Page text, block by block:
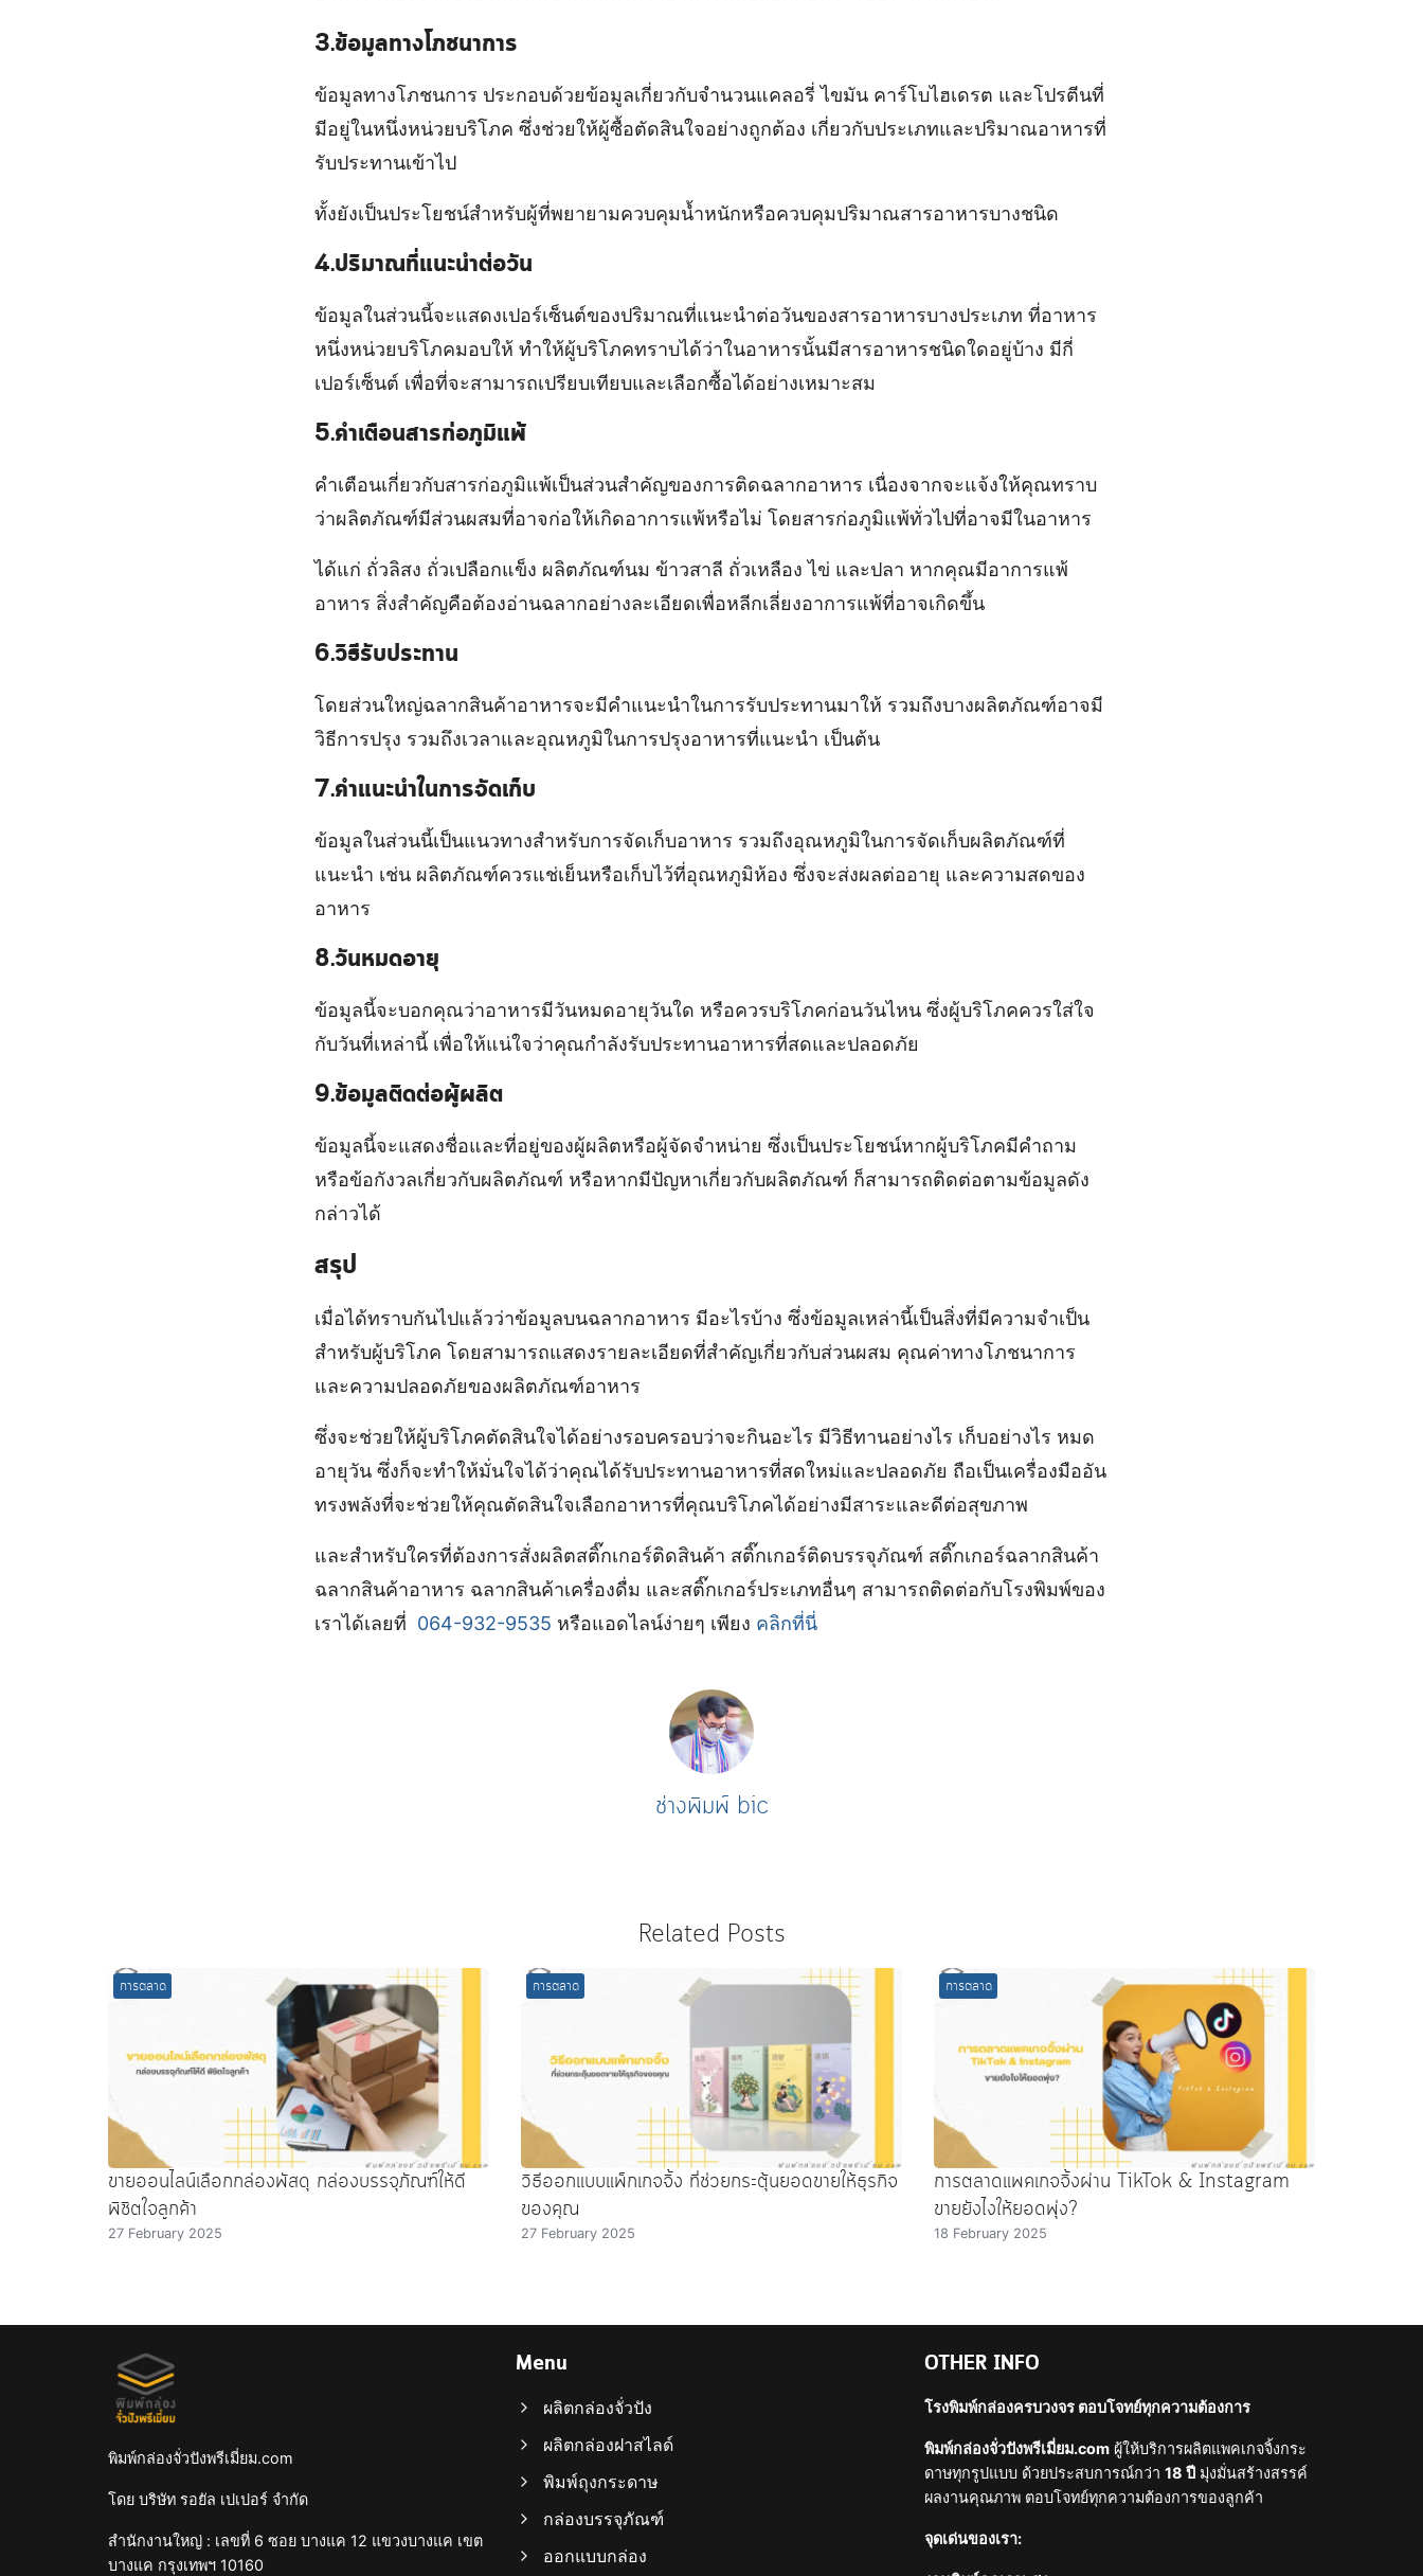
3.ข้อมูลทางโภชนาการ
ข้อมูลทางโภชนการ ประกอบด้วยข้อมูลเกี่ยวกับจำนวนแคลอรี่ ไขมัน คาร์โบไฮเดรต และโปรตีนที่
มีอยู่ในหนึ่งหน่วยบริโภค ซึ่งช่วยให้ผู้ซื้อตัดสินใจอย่างถูกต้อง เกี่ยวกับประเภทและปริมาณอาหารที่
รับประทานเข้าไป
ทั้งยังเป็นประโยชน์สำหรับผู้ที่พยายามควบคุมน้ำหนักหรือควบคุมปริมาณสารอาหารบางชนิด
4.ปริมาณที่แนะนำต่อวัน
ข้อมูลในส่วนนี้จะแสดงเปอร์เซ็นต์ของปริมาณที่แนะนำต่อวันของสารอาหารบางประเภท ที่อาหาร
หนึ่งหน่วยบริโภคมอบให้ ทำให้ผู้บริโภคทราบได้ว่าในอาหารนั้นมีสารอาหารชนิดใดอยู่บ้าง มีกี่
เปอร์เซ็นต์ เพื่อที่จะสามารถเปรียบเทียบและเลือกซื้อได้อย่างเหมาะสม
5.คำเตือนสารก่อภูมิแพ้
คำเตือนเกี่ยวกับสารก่อภูมิแพ้เป็นส่วนสำคัญของการติดฉลากอาหาร เนื่องจากจะแจ้งให้คุณทราบ
ว่าผลิตภัณฑ์มีส่วนผสมที่อาจก่อให้เกิดอาการแพ้หรือไม่ โดยสารก่อภูมิแพ้ทั่วไปที่อาจมีในอาหาร
ได้แก่ ถั่วลิสง ถั่วเปลือกแข็ง ผลิตภัณฑ์นม ข้าวสาลี ถั่วเหลือง ไข่ และปลา หากคุณมีอาการแพ้
อาหาร สิ่งสำคัญคือต้องอ่านฉลากอย่างละเอียดเพื่อหลีกเลี่ยงอาการแพ้ที่อาจเกิดขึ้น
6.วิธีรับประทาน
โดยส่วนใหญ่ฉลากสินค้าอาหารจะมีคำแนะนำในการรับประทานมาให้ รวมถึงบางผลิตภัณฑ์อาจมี
วิธีการปรุง รวมถึงเวลาและอุณหภูมิในการปรุงอาหารที่แนะนำ เป็นต้น
7.คำแนะนำในการจัดเก็บ
ข้อมูลในส่วนนี้เป็นแนวทางสำหรับการจัดเก็บอาหาร รวมถึงอุณหภูมิในการจัดเก็บผลิตภัณฑ์ที่
แนะนำ เช่น ผลิตภัณฑ์ควรแช่เย็นหรือเก็บไว้ที่อุณหภูมิห้อง ซึ่งจะส่งผลต่ออายุ และความสดของ
อาหาร
8.วันหมดอายุ
ข้อมูลนี้จะบอกคุณว่าอาหารมีวันหมดอายุวันใด หรือควรบริโภคก่อนวันไหน ซึ่งผู้บริโภคควรใส่ใจ
กับวันที่เหล่านี้ เพื่อให้แน่ใจว่าคุณกำลังรับประทานอาหารที่สดและปลอดภัย
9.ข้อมูลติดต่อผู้ผลิต
ข้อมูลนี้จะแสดงชื่อและที่อยู่ของผู้ผลิตหรือผู้จัดจำหน่าย ซึ่งเป็นประโยชน์หากผู้บริโภคมีคำถาม
หรือข้อกังวลเกี่ยวกับผลิตภัณฑ์ หรือหากมีปัญหาเกี่ยวกับผลิตภัณฑ์ ก็สามารถติดต่อตามข้อมูลดัง
กล่าวได้
สรุป
เมื่อได้ทราบกันไปแล้วว่าข้อมูลบนฉลากอาหาร มีอะไรบ้าง ซึ่งข้อมูลเหล่านี้เป็นสิ่งที่มีความจำเป็น
สำหรับผู้บริโภค โดยสามารถแสดงรายละเอียดที่สำคัญเกี่ยวกับส่วนผสม คุณค่าทางโภชนาการ
และความปลอดภัยของผลิตภัณฑ์อาหาร
ซึ่งจะช่วยให้ผู้บริโภคตัดสินใจได้อย่างรอบครอบว่าจะกินอะไร มีวิธีทานอย่างไร เก็บอย่างไร หมด
อายุวัน ซึ่งก็จะทำให้มั่นใจได้ว่าคุณได้รับประทานอาหารที่สดใหม่และปลอดภัย ถือเป็นเครื่องมืออัน
ทรงพลังที่จะช่วยให้คุณตัดสินใจเลือกอาหารที่คุณบริโภคได้อย่างมีสาระและดีต่อสุขภาพ
และสำหรับใครที่ต้องการสั่งผลิตสติ๊กเกอร์ติดสินค้า สติ๊กเกอร์ติดบรรจุภัณฑ์ สติ๊กเกอร์ฉลากสินค้า
ฉลากสินค้าอาหาร ฉลากสินค้าเครื่องดื่ม และสติ๊กเกอร์ประเภทอื่นๆ สามารถติดต่อกับโรงพิมพ์ของ
เราได้เลยที่ 064-932-9535 หรือแอดไลน์ง่ายๆ เพียง คลิกที่นี่
ช่างพิมพ์ bic
Related Posts
การตลาด
ขายออนไลน์เลือกกล่องพัสดุ กล่องบรรจุภัณฑ์ให้ดี
พิชิตใจลูกค้า
27 February 2025
การตลาด
วิธีออกแบบแพ็กเกจจิ้ง ที่ช่วยกระตุ้นยอดขายให้ธุรกิจ
ของคุณ
27 February 2025
การตลาด
การตลาดแพคเกจจิ้งผ่าน TikTok & Instagram
ขายยังไงให้ยอดพุ่ง?
18 February 2025
พิมพ์กล่องจั่วปังพรีเมี่ยม.com
โดย บริษัท รอยัล เปเปอร์ จำกัด
สำนักงานใหญ่ : เลขที่ 6 ซอย บางแค 12 แขวงบางแค เขต
บางแค กรุงเทพฯ 10160
Menu
ผลิตกล่องจั่วปัง
ผลิตกล่องฝาสไลด์
พิมพ์ถุงกระดาษ
กล่องบรรจุภัณฑ์
ออกแบบกล่อง
OTHER INFO
โรงพิมพ์กล่องครบวงจร ตอบโจทย์ทุกความต้องการ
พิมพ์กล่องจั่วปังพรีเมี่ยม.comผู้ให้บริการผลิตแพคเกจจิ้งกระ
ดาษทุกรูปแบบ ด้วยประสบการณ์กว่า 18 ปีมุ่งมั่นสร้างสรรค์
ผลงานคุณภาพ ตอบโจทย์ทุกความต้องการของลูกค้า
จุดเด่นของเรา: